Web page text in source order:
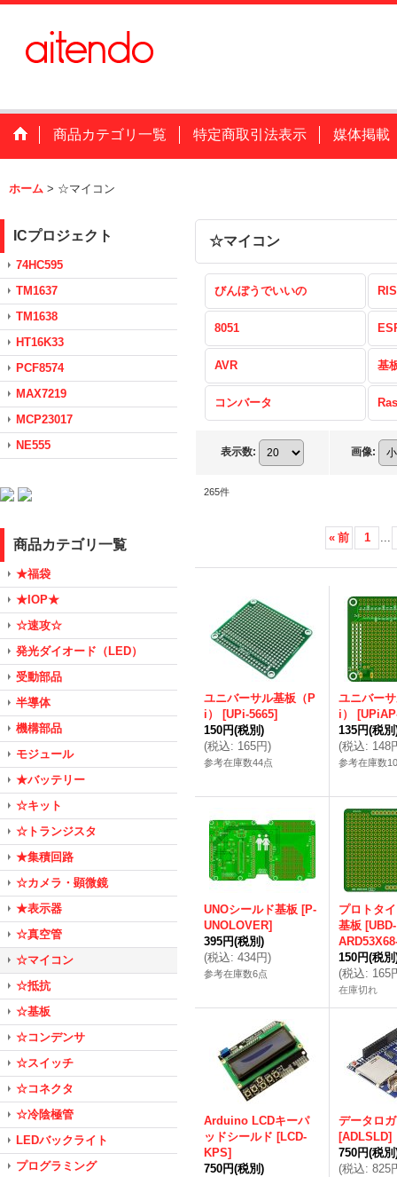
商品カテゴリ一覧 特定商取引法表示 媒体掲載
ホーム > ☆マイコン
ICプロジェクト
74HC595
TM1637
TM1638
HT16K33
PCF8574
MAX7219
MCP23017
NE555
商品カテゴリ一覧
★福袋
★IOP★
☆速攻☆
発光ダイオード（LED）
受動部品
半導体
機構部品
モジュール
★バッテリー
☆キット
☆トランジスタ
★集積回路
☆カメラ・顕微鏡
★表示器
☆真空管
☆マイコン
☆抵抗
☆基板
☆コンデンサ
☆スイッチ
☆コネクタ
☆冷陰極管
LEDバックライト
プログラミング
☆マイコン
びんぼうでいいの
8051
AVR 基
コンバータ
表示数: 画像:
265件
« 前 1 ...
ユニバーサル基板（P
i）
[UPi-5665]
150円(税別)
(税込: 165円)
参考在庫数44点
ユニバー
i）
[
135円(税別
(税込: 148
参考在庫数
UNOシールド基板 [P-
UNOLOVER]
395円(税別)
(税込: 434円)
参考在庫数6点
プロトタ
基板 [UBD-
150円(税別
(税込: 165
在庫切れ
Arduino LCDキーパ
ッドシールド [LCD-
KPS]
750円(税別)
データロ
[ADLSLD]
750円(税別
(税込: 825